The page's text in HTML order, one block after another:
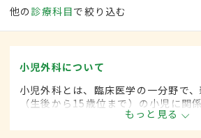
他の 診療科目で絞り込む
小児外科について
小児外科とは、臨床医学の一分野で
（生後から15歳位まで）の小児に関
病・各種奇形などに対して、手術的な
します。
もっと見る